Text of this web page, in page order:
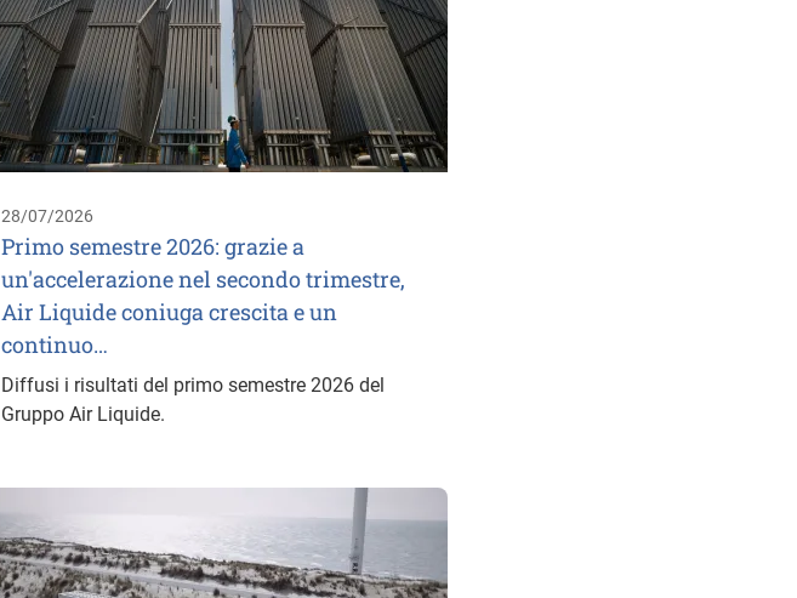
28/07/2026
Primo semestre 2026: grazie a
un'accelerazione nel secondo trimestre,
Air Liquide coniuga crescita e un
continuo…
Diffusi i risultati del primo semestre 2026 del
Gruppo Air Liquide.